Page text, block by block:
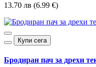
13.70 лв (6.99 €)
Купи сега
Бродиран пач за дрехи